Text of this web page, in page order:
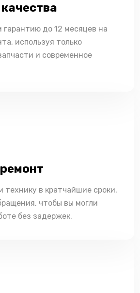
гарантию до 12 месяцев на
используя только
и современное
технику в кратчайшие сроки,
чтобы вы могли
без задержек.